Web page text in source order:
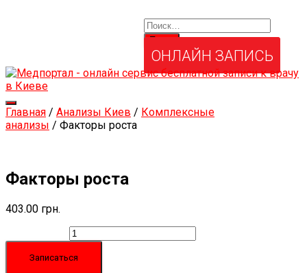
ОНЛАЙН ЗАПИСЬ
Переключить
навигацию
Главная / Анализы Киев / Комплексные
анализы / Факторы роста
Факторы роста
403.00 грн.
Записаться